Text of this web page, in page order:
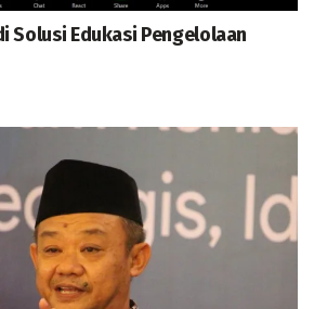
Solusi Edukasi Pengelolaan